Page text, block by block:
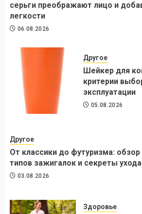
серьги преображают лицо и
легкости
06.08.2026
Другое
Шейкер для
критерии
эксплуатации
05.08.2026
Другое
От классики до футуризма:
типов зажигалок и секреты ухода
03.08.2026
Здоровье